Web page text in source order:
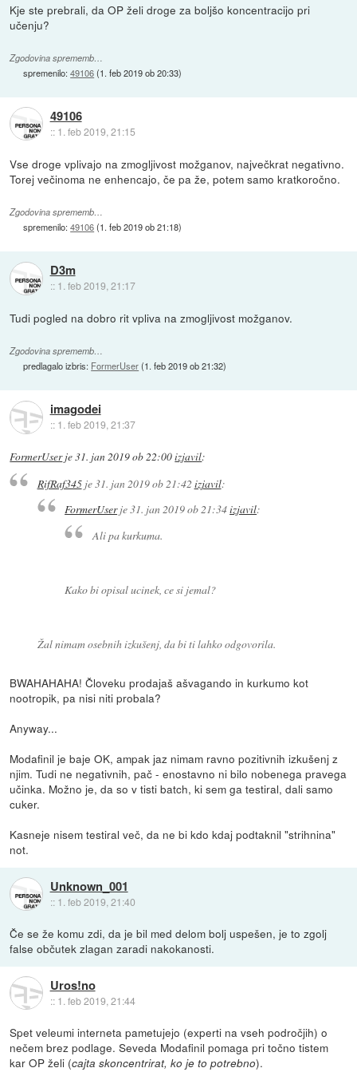
Kje ste prebrali, da OP želi droge za boljšo koncentracijo pri
učenju?
Zgodovina sprememb…
spremenilo:49106(1. feb 2019 ob 20:33)
49106
:: 1. feb 2019, 21:15
Vse droge vplivajo na zmogljivost možganov, največkrat negativno.
Torej večinoma ne enhencajo, če pa že, potem samo kratkoročno.
Zgodovina sprememb…
spremenilo:49106(1. feb 2019 ob 21:18)
D3m
:: 1. feb 2019, 21:17
Tudi pogled na dobro rit vpliva na zmogljivost možganov.
Zgodovina sprememb…
predlagalo izbris: FormerUser(1. feb 2019 ob 21:32)
imagodei
:: 1. feb 2019, 21:37
FormerUserje31. jan 2019 ob 22:00izjavil:
RifRaf345je31. jan 2019 ob 21:42 izjavil:
FormerUserje31. jan 2019 ob 21:34izjavil:
Ali pa kurkuma.
Kako bi opisal ucinek, ce si jemal?
Žal nimam osebnih izkušenj, da bi ti lahko odgovorila.
BWAHAHAHA! Človeku prodajaš ašvagando in kurkumo kot
nootropik, pa nisi niti probala?
Anyway...
Modafinil je baje OK, ampak jaz nimam ravno pozitivnih izkušenj z
njim. Tudi ne negativnih, pač - enostavno ni bilo nobenega pravega
učinka. Možno je, da so v tisti batch, ki sem ga testiral, dali samo
cuker.
Kasneje nisem testiral več, da ne bi kdo kdaj podtaknil "strihnina"
not.
Unknown_001
:: 1. feb 2019, 21:40
Če se že komu zdi, da je bil med delom bolj uspešen, je to zgolj
false občutek zlagan zaradi nakokanosti.
Uros!no
:: 1. feb 2019, 21:44
Spet veleumi interneta pametujejo (experti na vseh področjih) o
nečem brez podlage. Seveda Modafinil pomaga pri točno tistem
kar OP želi (cajta skoncentrirat, ko je to potrebno).